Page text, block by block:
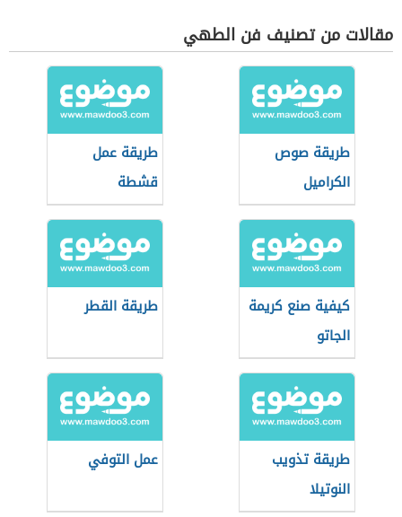
مقالات من تصنيف فن الطهي
طريقة صوص
الكراميل
طريقة عمل
قشطة
كيفية صنع كريمة
الجاتو
طريقة القطر
طريقة تذويب
النوتيلا
عمل التوفي